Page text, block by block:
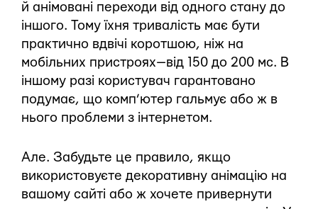
й анімовані переходи від одного стану до
іншого. Тому їхня тривалість має бути
практично вдвічі коротшою, ніж на
мобільних пристроях — від 150 до 200 мс. В
іншому разі користувач гарантовано
подумає, що комп’ютер гальмує або ж в
нього проблеми з інтернетом.
Але. Забудьте це правило, якщо
використовуєте декоративну анімацію на
вашому сайті або ж хочете привернути